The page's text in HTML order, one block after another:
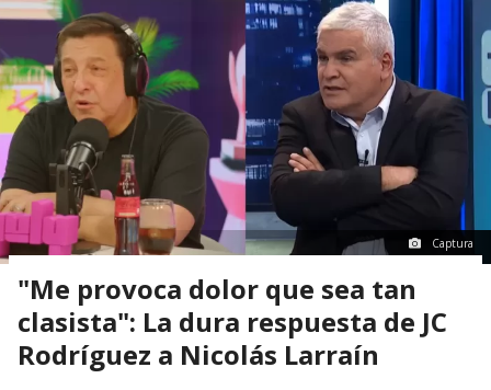
Captura
"Me provoca dolor que sea tan
clasista": La dura respuesta de JC
Rodríguez a Nicolás Larraín